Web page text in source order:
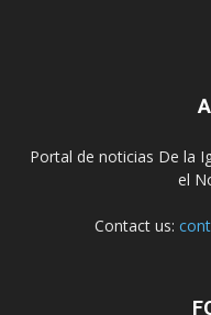
Portal de noticias De la
el
Contact us: